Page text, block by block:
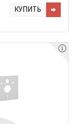
КУПИТЬ